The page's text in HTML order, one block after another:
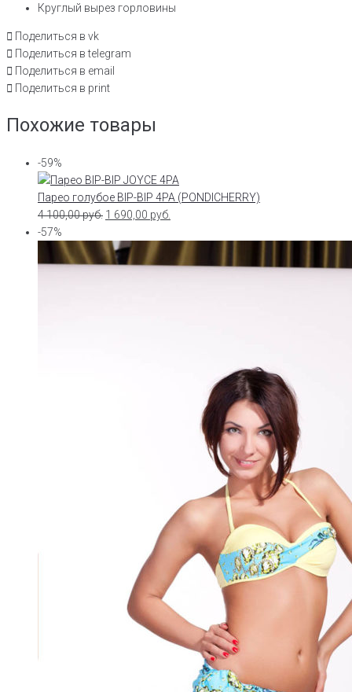
Круглый вырез горловины
Поделиться в vk
Поделиться в telegram
Поделиться в email
Поделиться в print
Похожие товары
-59%
Парео голубое BIP-BIP 4PA (PONDICHERRY)
4 100,00руб. 1 690,00 руб.
-57%